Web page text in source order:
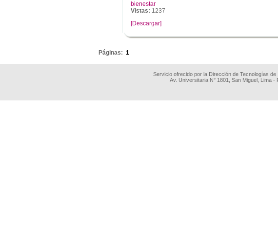
bienestar
Vistas: 1237
[Descargar]
Páginas: 1
Servicio ofrecido por la Dirección de Tecnologías de
Av. Universitaria N° 1801, San Miguel, Lima